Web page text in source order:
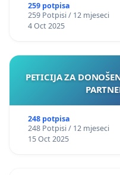
259 potpisa
259 Potpisi / 12 mjeseci
4 Oct 2025
PETICIJA ZA
248 potpisa
248 Potpisi / 12 mjeseci
15 Oct 2025